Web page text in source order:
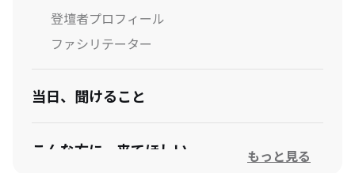
登壇者プロフィール
ファシリテーター
当日、聞けること
こんな方に、来てほしい もっと見る